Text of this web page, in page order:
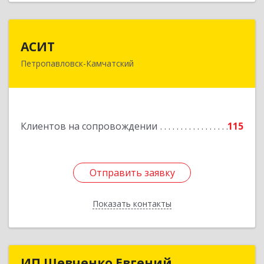
АСИТ
Петропавловск-Камчатский
Клиентов на сопровождении 115
Отправить заявку
Показать контакты
683031, Камчатский край, Петропавловск-
Подробнее
Отправить заявку
Назад